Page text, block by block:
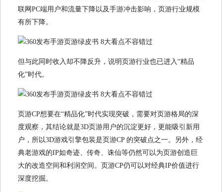
联网PC端用户和流量下降以及手游冲击影响，页游行业规模
有所下降。
但与此同时收入却不降反升，说明页游行业也已进入“精品
化”时代。
页游CP想要在“精品化”时代实现突破，需要对页游格局的深
度观察，其结论就是3D页游用户的沉淀更好，更能吸引新用
户，所以3D游戏引擎包装是页游CP 的突破点之一。另外，经
典老游戏的IP如奇迹、传奇、诛仙等仍然可以为页游创造巨
大的改造空间和利润空间。页游CP仍可以对经典IP价值进行
深度挖掘。